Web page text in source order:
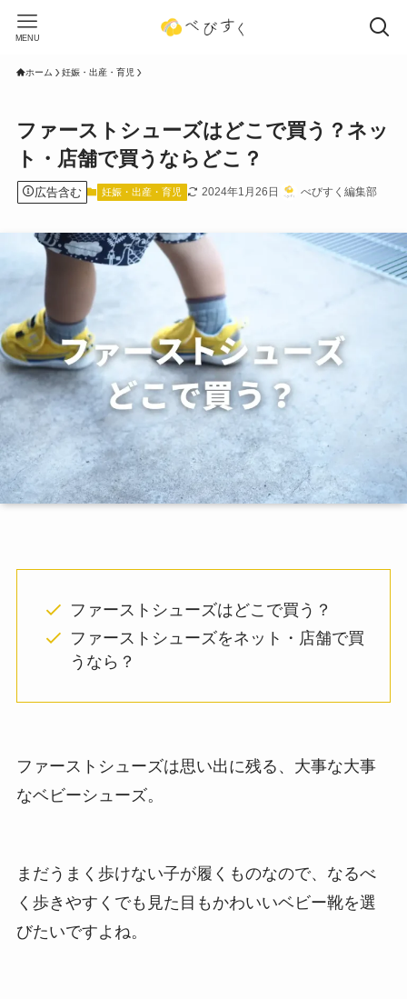
MENU
ホーム 妊娠・出産・育児
ファーストシューズはどこで買う？ネッ
ト・店舗で買うならどこ？
広告含む 妊娠・出産・育児 2024年1月26日 べびすく編集部
ファーストシューズはどこで買う？
ファーストシューズをネット・店舗で買
うなら？
ファーストシューズは思い出に残る、大事な大事
なベビーシューズ。
まだうまく歩けない子が履くものなので、なるべ
く歩きやすくでも見た目もかわいいベビー靴を選
びたいですよね。